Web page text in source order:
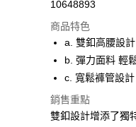
LINE Pay
ATM付款
10648893
商品特色
a. 雙釦高腰設
b. 彈力面料 輕
c. 寬鬆褲管設
銷售重點
雙釦設計增添了獨